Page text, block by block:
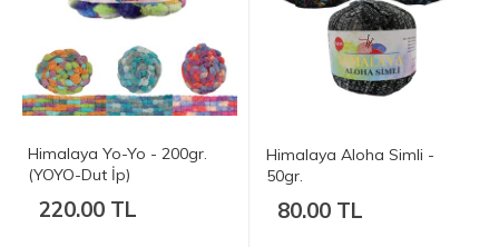
Himalaya Yo-Yo - 200gr.
(YOYO-Dut İp)
220.00 TL
Himalaya Aloha Simli -
50gr.
80.00 TL